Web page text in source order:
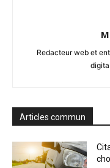
Redacteur web et
Articles commun